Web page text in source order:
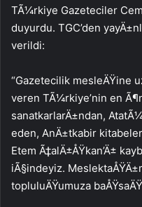
TÃ¼rkiye Gazeteciler
duyurdu. TGC’den
verildi:
“Gazetecilik mesleÄŸine
veren TÃ¼rkiye’nin en
sanatkarlarÄ±ndan,
eden, AnÄ±tkabir
Etem Ã‡alÄ±ÅŸkan’Ä±
iÃ§indeyiz.
topluluÄŸumuza